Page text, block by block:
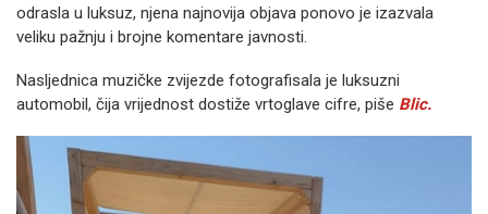
odrasla u luksuz, njena najnovija objava ponovo je izazvala
veliku pažnju i brojne komentare javnosti.
Nasljednica muzičke zvijezde fotografisala je luksuzni
automobil, čija vrijednost dostiže vrtoglave cifre, piše Blic.